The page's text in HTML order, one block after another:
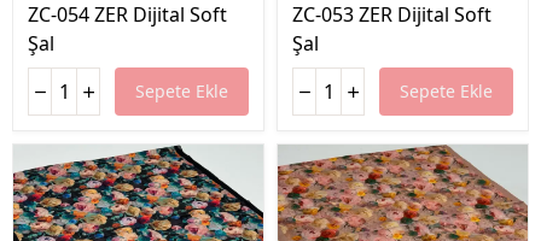
ZC-054 ZER Dijital Soft
Şal
Sepete Ekle
ZC-053 ZER Dijital Soft
Şal
Sepete Ekle